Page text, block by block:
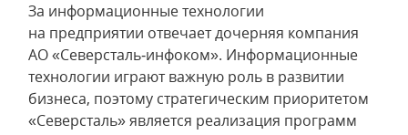
За информационные технологии
на предприятии отвечает дочерняя компания
АО «Северсталь‑инфоком». Информационные
технологии играют важную роль в развитии
бизнеса, поэтому стратегическим приоритетом
«Северсталь» является реализация программ